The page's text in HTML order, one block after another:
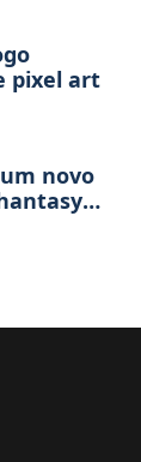
pixel art
novo